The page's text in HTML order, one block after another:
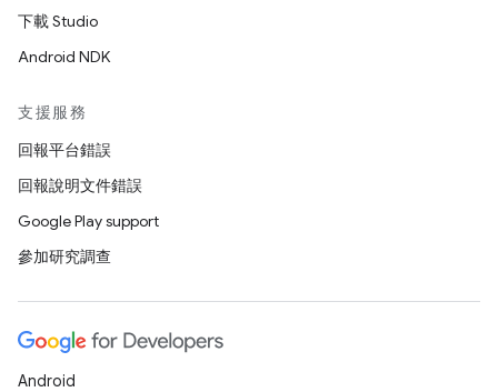
下載 Studio
Android NDK
支援服務
回報平台錯誤
回報說明文件錯誤
Google Play support
參加研究調查
Android